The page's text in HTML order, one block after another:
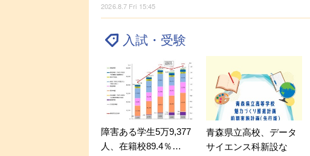
2026.8.7 Fri 15:45
入試・受験
障害ある学生5万9,377
人、在籍校89.4％…
青森県立高校、データ
サイエンス科新設な